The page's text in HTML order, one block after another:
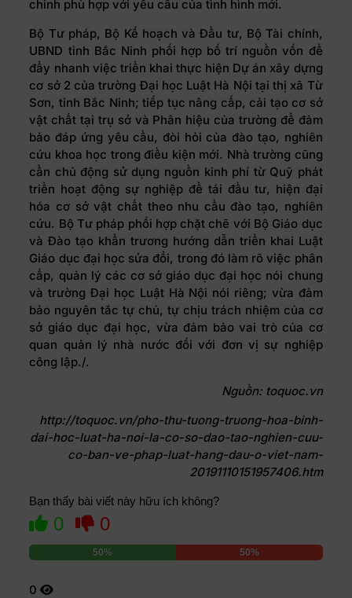
chỉnh phù hợp với yêu cầu của tình hình mới.
Bộ Tư pháp, Bộ Kế hoạch và Đầu tư, Bộ Tài chính,
UBND tỉnh Bắc Ninh phối hợp bố trí nguồn vốn để
đẩy nhanh việc triển khai thực hiện Dự án xây dựng
cơ sở 2 của trường Đại học Luật Hà Nội tại thị xã Từ
Sơn, tỉnh Bắc Ninh; tiếp tục nâng cấp, cải tạo cơ sở
vật chất tại trụ sở và Phân hiệu của trường để đảm
bảo đáp ứng yêu cầu, đòi hỏi của đào tạo, nghiên
cứu khoa học trong điều kiện mới. Nhà trường cũng
cần chủ động sử dụng nguồn kinh phí từ Quỹ phát
triển hoạt động sự nghiệp để tái đầu tư, hiện đại
hóa cơ sở vật chất theo nhu cầu đào tạo, nghiên
cứu. Bộ Tư pháp phối hợp chặt chẽ với Bộ Giáo dục
và Đào tạo khẩn trương hướng dẫn triển khai Luật
Giáo dục đại học sửa đổi, trong đó làm rõ việc phân
cấp, quản lý các cơ sở giáo dục đại học nói chung
và trường Đại học Luật Hà Nội nói riêng; vừa đảm
bảo nguyên tắc tự chủ, tự chịu trách nhiệm của cơ
sở giáo dục đại học, vừa đảm bảo vai trò của cơ
quan quản lý nhà nước đối với đơn vị sự nghiệp
công lập./.
Nguồn: toquoc.vn
http://toquoc.vn/pho-thu-tuong-truong-hoa-binh-
dai-hoc-luat-ha-noi-la-co-so-dao-tao-nghien-cuu-
co-ban-ve-phap-luat-hang-dau-o-viet-nam-
20191110151957406.htm
Bạn thấy bài viết này hữu ích không?
0 0
50% 50%
0